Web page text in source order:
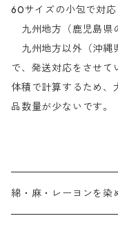
60サイズの小包で対
九州地方（鹿児島県
九州地方以外（沖縄
で、発送対応をさせて
体積で計算するため、
品数量が少ないです。
綿・麻・レーヨンを染